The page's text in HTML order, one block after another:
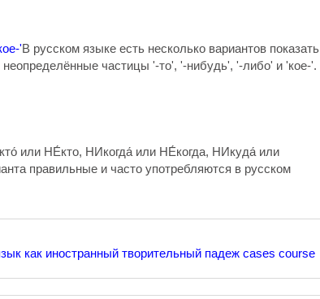
'В русском языке есть несколько вариантов показать
частицы '-то', '-нибудь', '-либо' и 'кое-'.
или НЕ́кто, НИкогда́ или НЕ́когда, НИкуда́ или
правильные и часто употребляются в русском
как иностранный творительный падеж cases course